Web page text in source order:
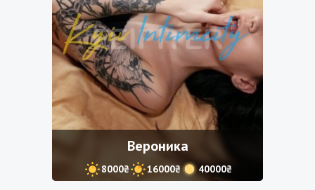
Вероника
8000₴ 16000₴ 40000₴